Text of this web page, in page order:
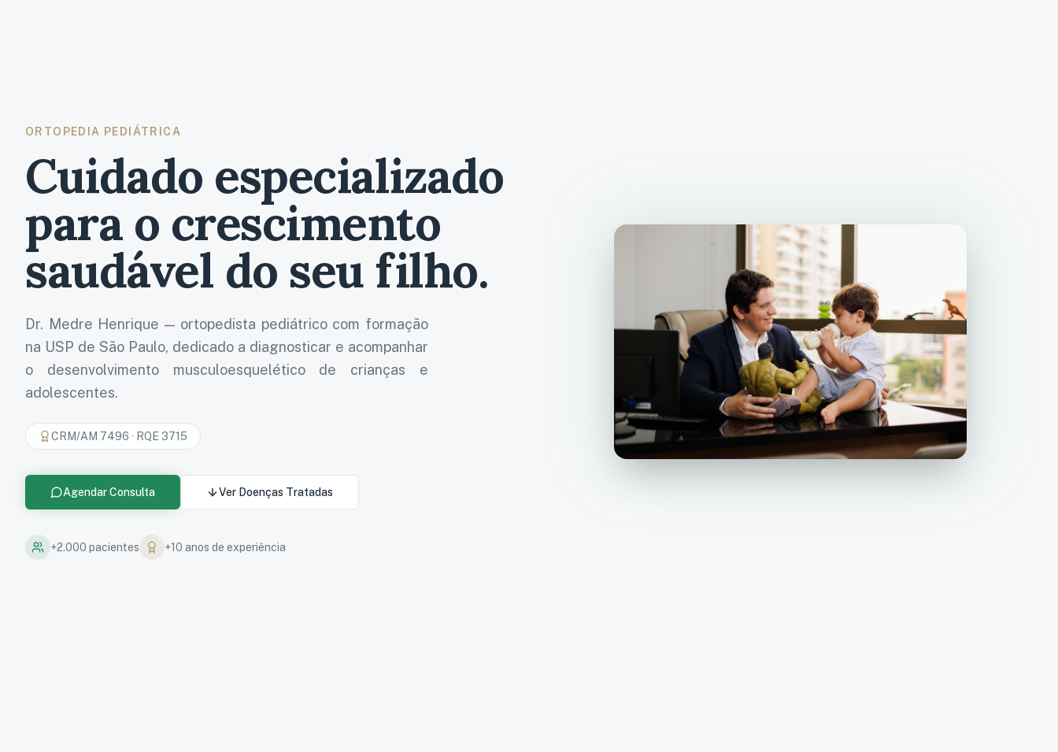
ORTOPEDIA PEDIÁTRICA
Cuidado especializado
para o crescimento
saudável do seu filho.
Dr. Medre Henrique — ortopedista pediátrico com formação
na USP de São Paulo, dedicado a diagnosticar e acompanhar
o desenvolvimento musculoesquelético de crianças e
adolescentes.
CRM/AM 7496 · RQE 3715
Agendar Consulta Ver Doenças Tratadas
+2.000 pacientes +10 anos de experiência